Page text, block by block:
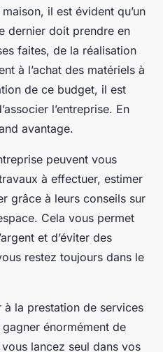
il est évident qu’un
dernier doit prendre en
faites, de la réalisation
à l’achat des matériels à
de ce budget, il est
l’entreprise. En
avantage.
peuvent vous
à effectuer, estimer
grâce à leurs conseils sur
Cela vous permet
et d’éviter des
restez toujours dans le
la prestation de services
énormément de
lancez seul dans vos